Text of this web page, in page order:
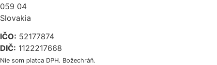
059 04
Slovakia
IČO: 52177874
DIČ: 1122217668
Nie som platca DPH. Božechráň.